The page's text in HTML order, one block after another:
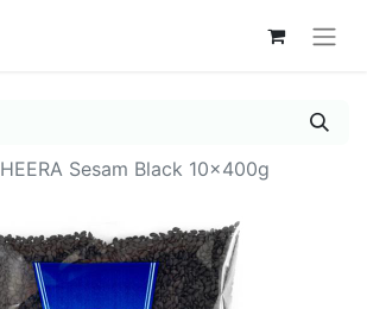
HEERA Sesam Black 10x400g